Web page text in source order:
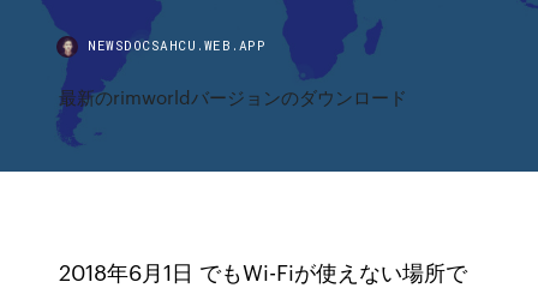
NEWSDOCSAHCU.WEB.APP
最新のrimworldバージョンのダウンロード
2018年6月1日 でもWi-Fiが使えない場所で